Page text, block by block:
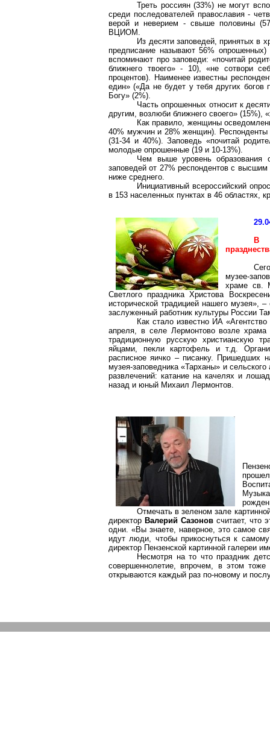
Треть россиян (33%) не могут
среди последователей православия -
верой и неверием - свыше половины
ВЦИОМ.
Из десяти заповедей, принятых в
предписание называют 56%
вспоминают про заповеди: «почитай
ближнего твоего» - 10), «не сотвори
процентов). Наименее известны
един» («Да не будет у тебя других
Богу» (2%).
Часть опрошенных относит к
другим, возлюби ближнего своего» (15%),
Как правило, женщины
40% мужчин и 28% женщин). Респонденты
(31-34 и 40%). Заповедь «почитай
молодые опрошенные (19 и 10-13%).
Чем выше уровень образования
заповедей от 27% респондентов с
ниже среднего.
Инициативный всероссийский
в 153 населенных пунктах в 46 областях,
В
музее-
храме св.
Светлого праздника Христова
исторической традицией нашего музея»,
заслуженный работник культуры России
Как стало известно ИА
апреля, в селе Лермонтововозле храма
традиционную русскую христианскую
яйцами, пекли картофель и т.д.
расписное яичко – писанку. Пришедших
музея-заповедника «Тарханы» и
развлечений: катание на качелях и
назад и юный Михаил Лермонтов.
Отмечать в зеленом зале
директор Валерий Сазонов считает, что
одни. «Вы знаете, наверное, это самое
идут люди, чтобы прикоснуться к
директор Пензенской картинной галереи
Несмотря на то что праздник
совершеннолетие, впрочем, в этом тоже
открываются каждый раз по-новому и